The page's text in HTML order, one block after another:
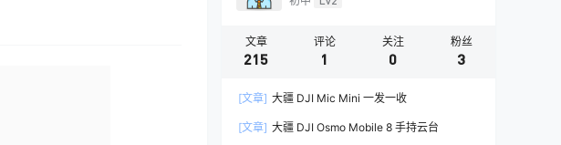
文章
215
评论
1
关注
0
粉丝
3
[文章] 大疆 DJI Mic Mini 一发一收
[文章] 大疆 DJI Osmo Mobile 8 手持云台